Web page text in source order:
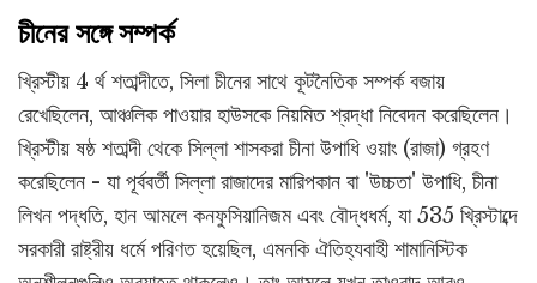
চীনের সঙ্গে সম্পর্ক
খ্রিস্টীয় 4 র্থ শতাব্দীতে, সিলা চীনের সাথে কূটনৈতিক সম্পর্ক বজায়
রেখেছিলেন, আঞ্চলিক পাওয়ার হাউসকে নিয়মিত শ্রদ্ধা নিবেদন করেছিলেন।
খ্রিস্টীয় ষষ্ঠ শতাব্দী থেকে সিল্লা শাসকরা চীনা উপাধি ওয়াং (রাজা) গ্রহণ
করেছিলেন - যা পূর্ববর্তী সিল্লা রাজাদের মারিপকান বা 'উচ্চতা' উপাধি, চীনা
লিখন পদ্ধতি, হান আমলে কনফুসিয়ানিজম এবং বৌদ্ধধর্ম, যা 535 খ্রিস্টাব্দে
সরকারী রাষ্ট্রীয় ধর্মে পরিণত হয়েছিল, এমনকি ঐতিহ্যবাহী শামানিস্টিক